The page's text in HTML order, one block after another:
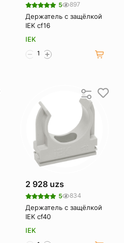
5 897
Держатель с защёлкой
IEK cf16
IEK
2 928 uzs
5 834
Держатель с защёлкой
IEK cf40
IEK